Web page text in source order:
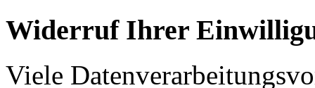
Widerruf Ihrer
Viele